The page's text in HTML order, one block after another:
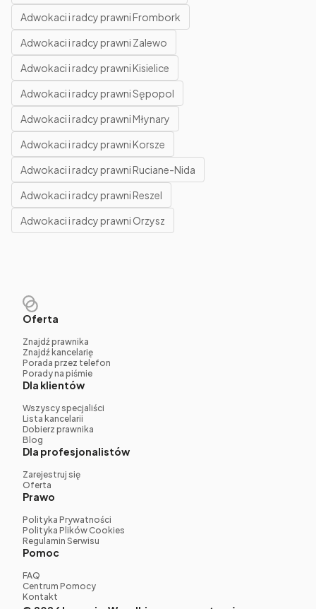
Adwokaci i radcy prawni Frombork
Adwokaci i radcy prawni Zalewo
Adwokaci i radcy prawni Kisielice
Adwokaci i radcy prawni Sępopol
Adwokaci i radcy prawni Młynary
Adwokaci i radcy prawni Korsze
Adwokaci i radcy prawni Ruciane-Nida
Adwokaci i radcy prawni Reszel
Adwokaci i radcy prawni Orzysz
Oferta
Znajdź prawnika
Znajdź kancelarię
Porada przez telefon
Porady na piśmie
Dla klientów
Wszyscy specjaliści
Lista kancelarii
Dobierz prawnika
Blog
Dla profesjonalistów
Zarejestruj się
Oferta
Prawo
Polityka Prywatności
Polityka Plików Cookies
Regulamin Serwisu
Pomoc
FAQ
Centrum Pomocy
Kontakt